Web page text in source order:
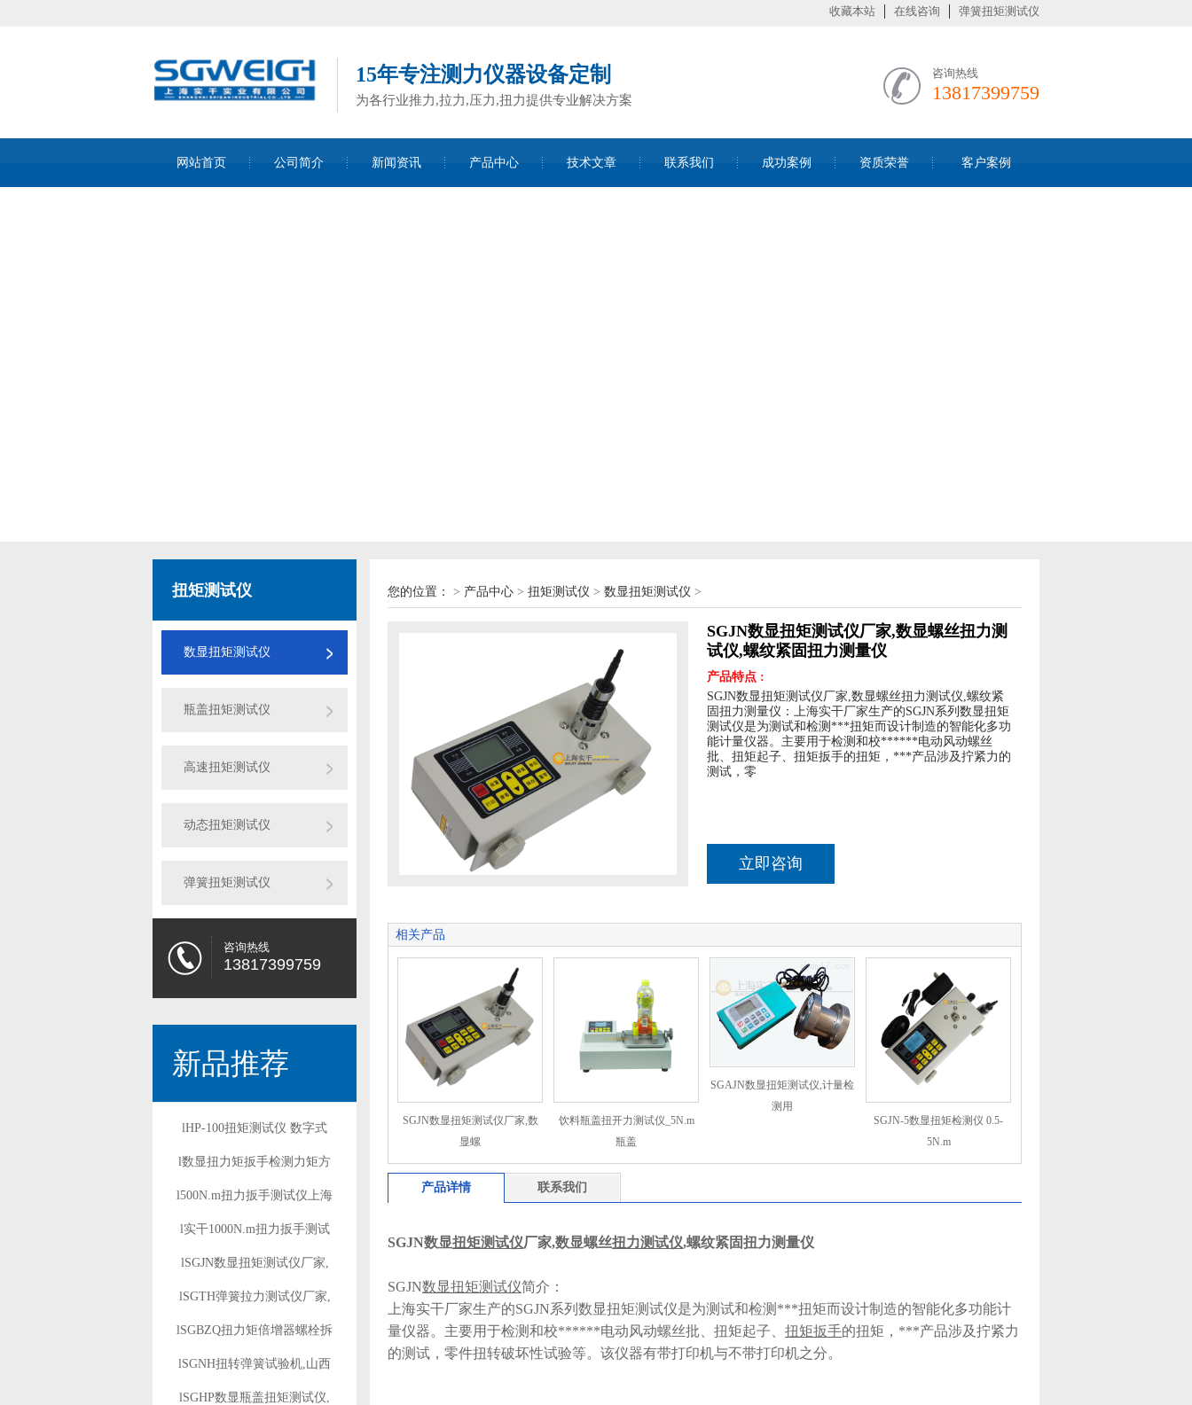
收藏本站 在线咨询 弹簧扭矩测试仪
15年专注测力仪器设备定制
为各行业推力,拉力,压力,扭力提供专业解决方案
咨询热线
13817399759
网站首页 公司简介 新闻资讯 产品中心 技术文章 联系我们 成功案例 资质荣誉 客户案例
扭矩测试仪
数显扭矩测试仪
瓶盖扭矩测试仪
高速扭矩测试仪
动态扭矩测试仪
弹簧扭矩测试仪
咨询热线
13817399759
新品推荐
lHP-100扭矩测试仪 数字式
l数显扭力矩扳手检测力矩方
l500N.m扭力扳手测试仪上海
l实干1000N.m扭力扳手测试
lSGJN数显扭矩测试仪厂家,
lSGTH弹簧拉力测试仪厂家,
lSGBZQ扭力矩倍增器螺栓拆
lSGNH扭转弹簧试验机,山西
lSGHP数显瓶盖扭矩测试仪,
您的位置： > 产品中心 > 扭矩测试仪 > 数显扭矩测试仪 >
SGJN数显扭矩测试仪厂家,数显螺丝扭力测
试仪,螺纹紧固扭力测量仪
产品特点 :
SGJN数显扭矩测试仪厂家,数显螺丝扭力测试仪,螺纹紧
固扭力测量仪：上海实干厂家生产的SGJN系列数显扭矩
测试仪是为测试和检测***扭矩而设计制造的智能化多功
能计量仪器。主要用于检测和校******电动风动螺丝
批、扭矩起子、扭矩扳手的扭矩，***产品涉及拧紧力的
测试，零
立即咨询
相关产品
SGJN数显扭矩测试仪厂家,数
显螺
饮料瓶盖扭开力测试仪_5N.m
瓶盖
SGAJN数显扭矩测试仪,计量检
测用
SGJN-5数显扭矩检测仪 0.5-
5N.m
产品详情 联系我们
SGJN数显扭矩测试仪厂家,数显螺丝扭力测试仪,螺纹紧固扭力测量仪
SGJN数显扭矩测试仪简介：
上海实干厂家生产的SGJN系列数显扭矩测试仪是为测试和检测***扭矩而设计制造的智能化多功能计
量仪器。主要用于检测和校******电动风动螺丝批、扭矩起子、 扭矩扳手的扭矩，***产品涉及拧紧力
的测试，零件扭转破坏性试验等。该仪器有带打印机与不带打印机之分。